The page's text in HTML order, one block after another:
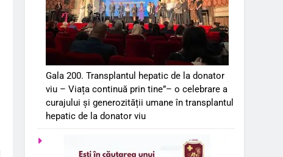
Gala 200. Transplantul hepatic de la donator
viu – Viața continuă prin tine”– o celebrare a
curajului și generozității umane în transplantul
hepatic de la donator viu